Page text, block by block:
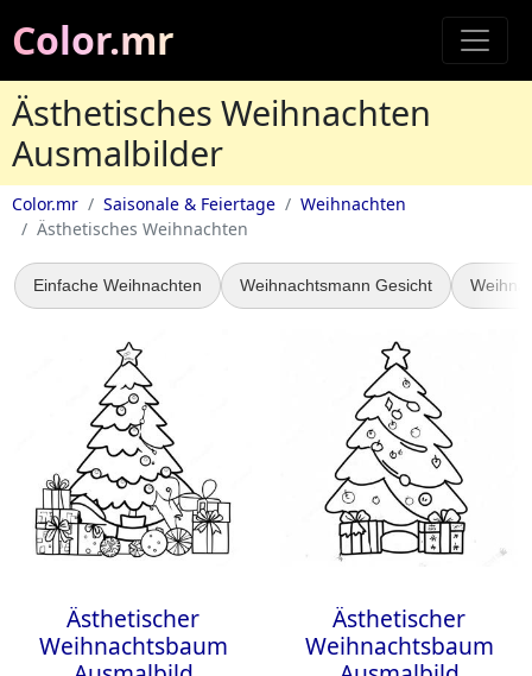
Color.mr
Ästhetisches Weihnachten
Ausmalbilder
Color.mr Saisonale & Feiertage
Weihnachten
Ästhetisches Weihnachten
Einfache Weihnachten Weihnachtsmann Gesicht
Ästhetischer
Weihnachtsbaum
Ästhetischer
Weihnachtsbaum